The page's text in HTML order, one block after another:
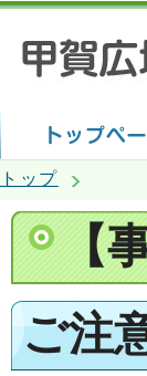
トップ
【
ご注